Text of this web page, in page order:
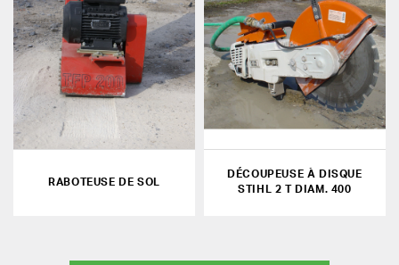
RABOTEUSE DE SOL
DÉCOUPEUSE À DISQUE
STIHL 2 T DIAM. 400